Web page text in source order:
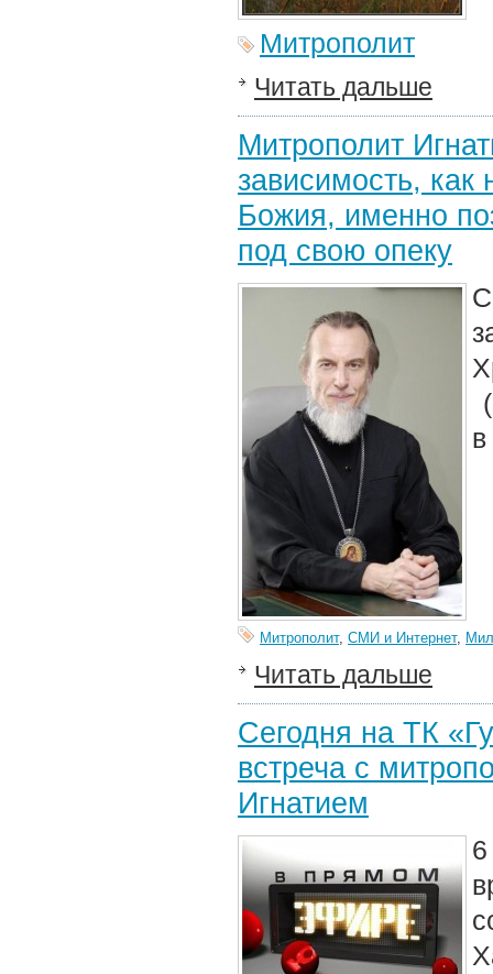
Митрополит
Читать дальше
Митрополит
зависимость,
Божия, именно
под свою опеку
Митрополит, СМИ и Интернет,
Читать дальше
Сегодня на ТК
встреча с
Игнатием